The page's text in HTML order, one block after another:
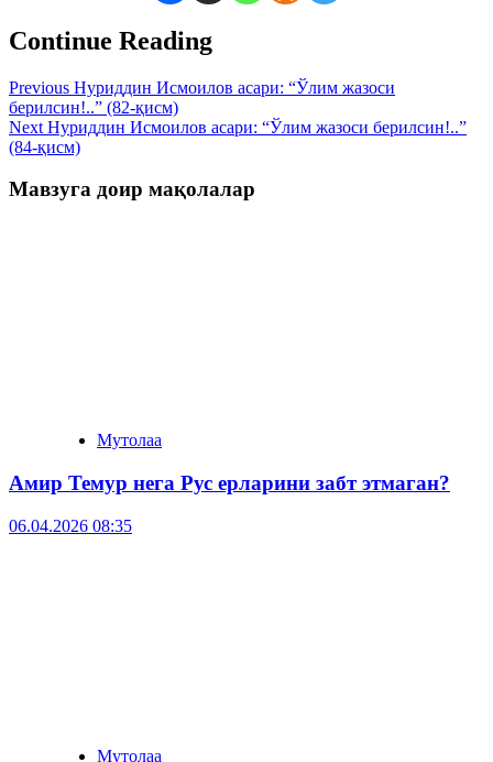
Continue Reading
Previous Нуриддин Исмоилов асари: “Ўлим жазоси
берилсин!..” (82-қисм)
Next Нуриддин Исмоилов асари: “Ўлим жазоси берилсин!..”
(84-қисм)
Мавзуга доир мақолалар
Мутолаа
Амир Темур нега Рус ерларини забт этмаган?
06.04.2026 08:35
Мутолаа